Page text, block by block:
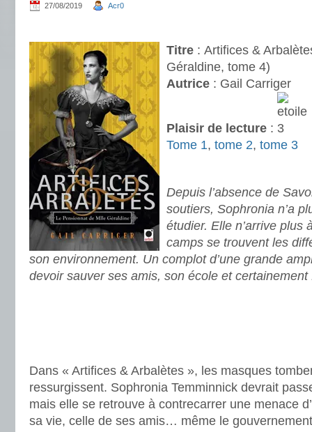
27/08/2019 Acr0
Titre : Artifices &
Géraldine, tome 4)
Autrice : Gail Carriger
Plaisir de lecture :
Tome 1, tome 2, tome 3
Depuis l’absence de
soutiers, Sophronia n’a
étudier. Elle n’arrive plus
camps se trouvent les
son environnement. Un complot d’une grande
devoir sauver ses amis, son école et
Dans « Artifices & Arbalètes », les masques
ressurgissent. Sophronia Temminnick devrait
mais elle se retrouve à contrecarrer une menace
sa vie, celle de ses amis… même le